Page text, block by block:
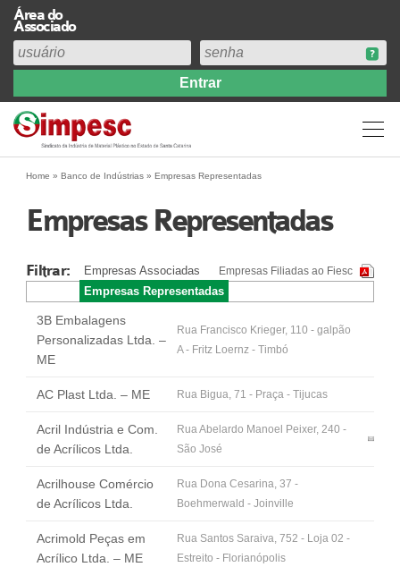
Área do
Associado
Institucional
Perfil
Diretoria
Abrangência
Acervo
Prestação de Contas
Central de Comunicação
Links
Agenda
NOSSAS ASSOCIADAS
SEJA UM ASSOCIADO
VAGAS
Home » Banco de Indústrias » Empresas Representadas
Empresas Representadas
Empresas Filiadas ao Fiesc
Filtrar:
Empresas Associadas
Empresas Representadas
3B Embalagens
Personalizadas Ltda. –
ME
Rua Francisco Krieger, 110 - galpão
A - Fritz Loernz - Timbó
AC Plast Ltda. – ME Rua Bigua, 71 - Praça - Tijucas
Acril Indústria e Com.
de Acrílicos Ltda.
Rua Abelardo Manoel Peixer, 240 -
São José
Acrilhouse Comércio
de Acrílicos Ltda.
Rua Dona Cesarina, 37 -
Boehmerwald - Joinville
Acrimold Peças em
Acrílico Ltda. – ME
Rua Santos Saraiva, 752 - Loja 02 -
Estreito - Florianópolis